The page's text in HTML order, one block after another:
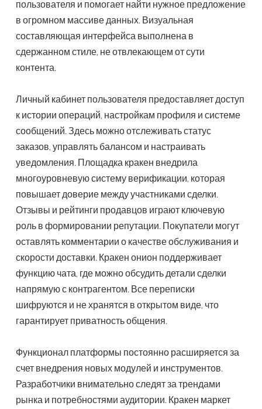
пользователя и помогает найти нужное предложение
в огромном массиве данных. Визуальная
составляющая интерфейса выполнена в
сдержанном стиле, не отвлекающем от сути
контента.
Личный кабинет пользователя предоставляет доступ
к истории операций, настройкам профиля и системе
сообщений. Здесь можно отслеживать статус
заказов, управлять балансом и настраивать
уведомления. Площадка кракен внедрила
многоуровневую систему верификации, которая
повышает доверие между участниками сделки.
Отзывы и рейтинги продавцов играют ключевую
роль в формировании репутации. Покупатели могут
оставлять комментарии о качестве обслуживания и
скорости доставки. Кракен онион поддерживает
функцию чата, где можно обсудить детали сделки
напрямую с контрагентом. Все переписки
шифруются и не хранятся в открытом виде, что
гарантирует приватность общения.
Функционал платформы постоянно расширяется за
счет внедрения новых модулей и инструментов.
Разработчики внимательно следят за трендами
рынка и потребностями аудитории. Кракен маркет